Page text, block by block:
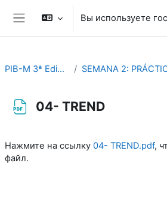
Перейти к основному содержанию
Боковая панель
Вы используете
PIB-M 3ª Edición (fase práctica)
04- TREND
Нажмите на ссылку 04- TREND.pdf,
файл.